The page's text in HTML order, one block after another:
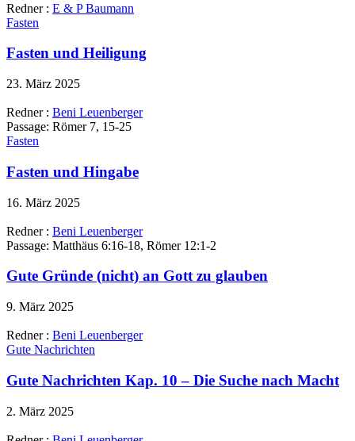
Redner : E & P Baumann
Fasten
Fasten und Heiligung
23. März 2025
Redner : Beni Leuenberger
Passage: Römer 7, 15-25
Fasten
Fasten und Hingabe
16. März 2025
Redner : Beni Leuenberger
Passage: Matthäus 6:16-18, Römer 12:1-2
Gute Gründe (nicht) an Gott zu glauben
9. März 2025
Redner : Beni Leuenberger
Gute Nachrichten
Gute Nachrichten Kap. 10 – Die Suche nach Macht
2. März 2025